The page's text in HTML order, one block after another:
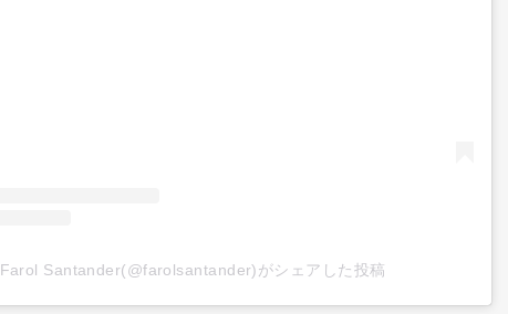
Farol Santander(@farolsantander)がシェアした投稿